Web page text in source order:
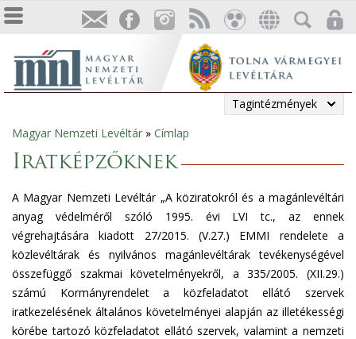
Tagintézmények
Jelenlegi
hely
Magyar Nemzeti Levéltár » Címlap
Iratképzőknek
A Magyar Nemzeti Levéltár „A köziratokról és a magánlevéltári
anyag védelméről szóló 1995. évi LVI tc., az ennek
végrehajtására kiadott 27/2015. (V.27.) EMMI rendelete a
közlevéltárak és nyilvános magánlevéltárak tevékenységével
összefüggő szakmai követelményekről, a 335/2005. (XII.29.)
számú Kormányrendelet a közfeladatot ellátó szervek
iratkezelésének általános követelményei alapján az illetékességi
körébe tartozó közfeladatot ellátó szervek, valamint a nemzeti